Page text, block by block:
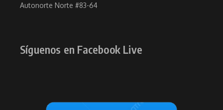
Autonorte Norte #83-64
Síguenos en Facebook Live